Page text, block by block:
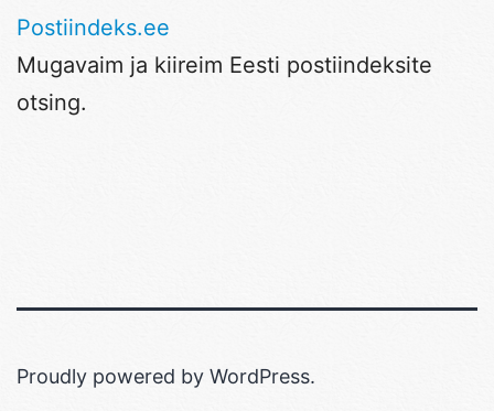
Postiindeks.ee
Mugavaim ja kiireim Eesti postiindeksite
otsing.
Proudly powered by WordPress.